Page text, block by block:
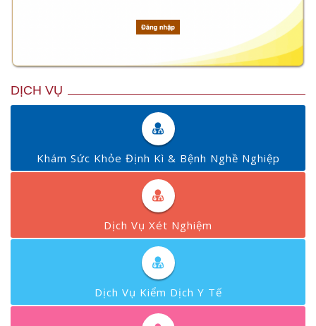
DỊCH VỤ
Khám Sức Khỏe Định Kì & Bệnh Nghề Nghiệp
Dịch Vụ Xét Nghiệm
Dịch Vụ Kiểm Dịch Y Tế